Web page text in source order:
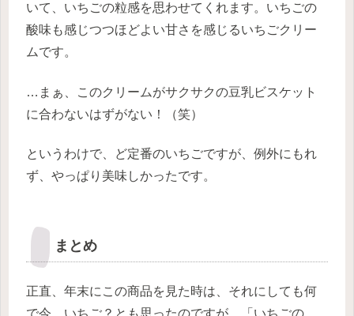
いて、いちごの粒感を思わせてくれます。いちごの
酸味も感じつつほどよい甘さを感じるいちごクリー
ムです。
…まぁ、このクリームがサクサクの豆乳ビスケット
に合わないはずがない！（笑）
というわけで、ど定番のいちごですが、例外にもれ
ず、やっぱり美味しかったです。
まとめ
正直、年末にこの商品を見た時は、それにしても何
で今、いちご？とも思ったのですが、「いちごの